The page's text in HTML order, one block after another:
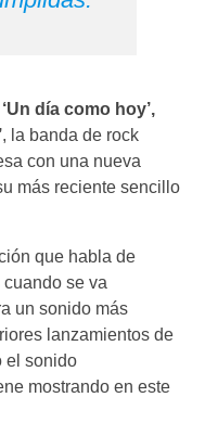
‘Un día como hoy’,
, la banda de rock
con una nueva
más reciente sencillo
que habla de
se va
un sonido más
lanzamientos de
el sonido
mostrando en este